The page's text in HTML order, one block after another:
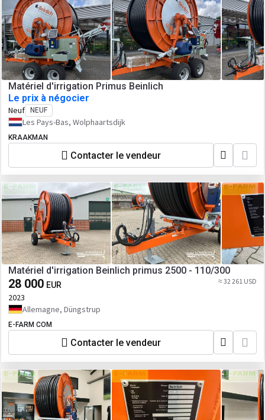
Matériel d'irrigation Primus Beinlich
Le prix à négocier
Neuf NEUF
Les Pays-Bas, Wolphaartsdijk
KRAAKMAN
Contacter le vendeur
Matériel d'irrigation Beinlich primus 2500 - 110/300
28 000 EUR ≈ 32 261 USD
2023
Allemagne, Düngstrup
E-FARM COM
Contacter le vendeur